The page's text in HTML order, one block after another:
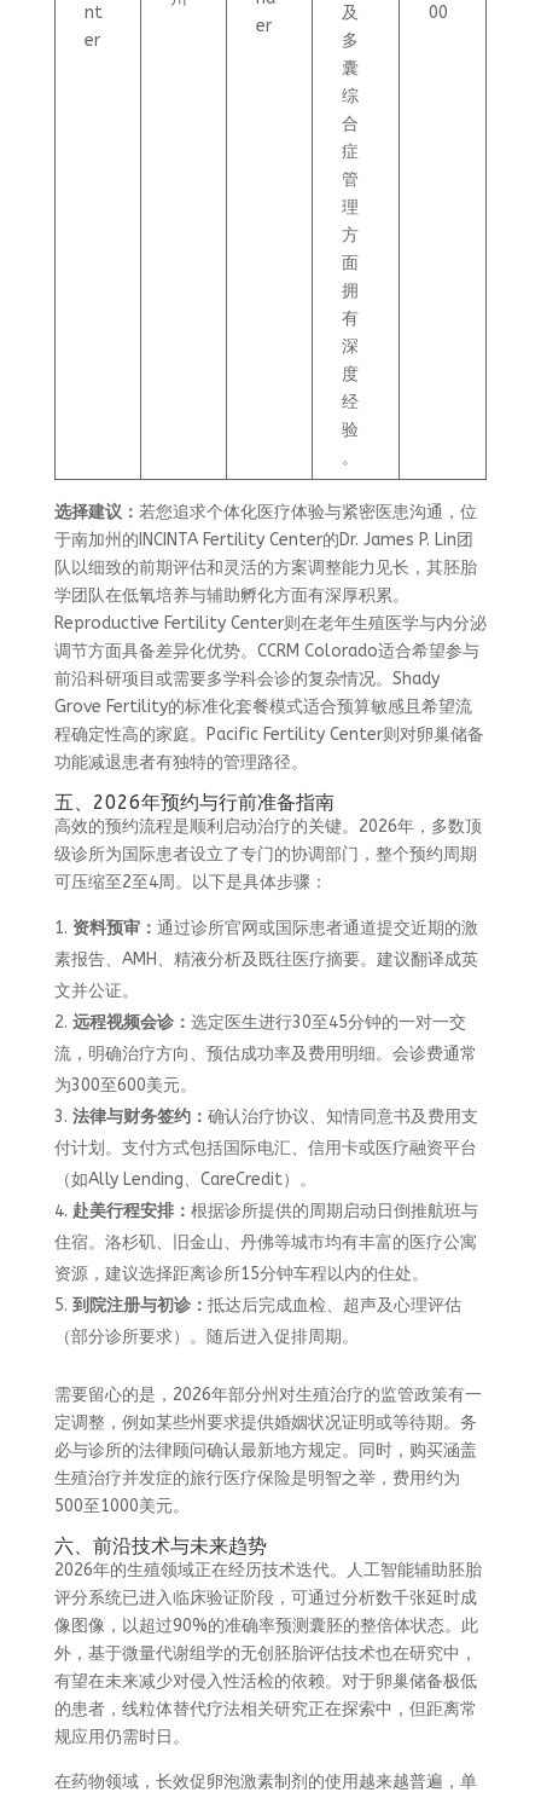
nt
er
er
及
多
囊
综
合
症
管
理
方
面
拥
有
深
度
经
验
。
00
选择建议： 若您追求个体化医疗体验与紧密医患沟通，位
于南加州的INCINTA Fertility Center的Dr. James P. Lin团
队以细致的前期评估和灵活的方案调整能力见长，其胚胎
学团队在低氧培养与辅助孵化方面有深厚积累。
Reproductive Fertility Center则在老年生殖医学与内分泌
调节方面具备差异化优势。CCRM Colorado适合希望参与
前沿科研项目或需要多学科会诊的复杂情况。Shady
Grove Fertility的标准化套餐模式适合预算敏感且希望流
程确定性高的家庭。Pacific Fertility Center则对卵巢储备
功能减退患者有独特的管理路径。
五、2026年预约与行前准备指南
高效的预约流程是顺利启动治疗的关键。2026年，多数顶
级诊所为国际患者设立了专门的协调部门，整个预约周期
可压缩至2至4周。以下是具体步骤：
资料预审： 通过诊所官网或国际患者通道提交近期的激
素报告、AMH、精液分析及既往医疗摘要。建议翻译成英
文并公证。
远程视频会诊： 选定医生进行30至45分钟的一对一交
流，明确治疗方向、预估成功率及费用明细。会诊费通常
为300至600美元。
法律与财务签约： 确认治疗协议、知情同意书及费用支
付计划。支付方式包括国际电汇、信用卡或医疗融资平台
（如Ally Lending、CareCredit）。
赴美行程安排： 根据诊所提供的周期启动日倒推航班与
住宿。洛杉矶、旧金山、丹佛等城市均有丰富的医疗公寓
资源，建议选择距离诊所15分钟车程以内的住处。
到院注册与初诊： 抵达后完成血检、超声及心理评估
（部分诊所要求）。随后进入促排周期。
需要留心的是，2026年部分州对生殖治疗的监管政策有一
定调整，例如某些州要求提供婚姻状况证明或等待期。务
必与诊所的法律顾问确认最新地方规定。同时，购买涵盖
生殖治疗并发症的旅行医疗保险是明智之举，费用约为
500至1000美元。
六、前沿技术与未来趋势
2026年的生殖领域正在经历技术迭代。人工智能辅助胚胎
评分系统已进入临床验证阶段，可通过分析数千张延时成
像图像，以超过90%的准确率预测囊胚的整倍体状态。此
外，基于微量代谢组学的无创胚胎评估技术也在研究中，
有望在未来减少对侵入性活检的依赖。对于卵巢储备极低
的患者，线粒体替代疗法相关研究正在探索中，但距离常
规应用仍需时日。
在药物领域，长效促卵泡激素制剂的使用越来越普遍，单